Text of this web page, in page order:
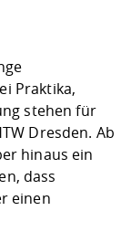
Praktika,
stehen für
Dresden. Ab
hinaus ein
dass
einen